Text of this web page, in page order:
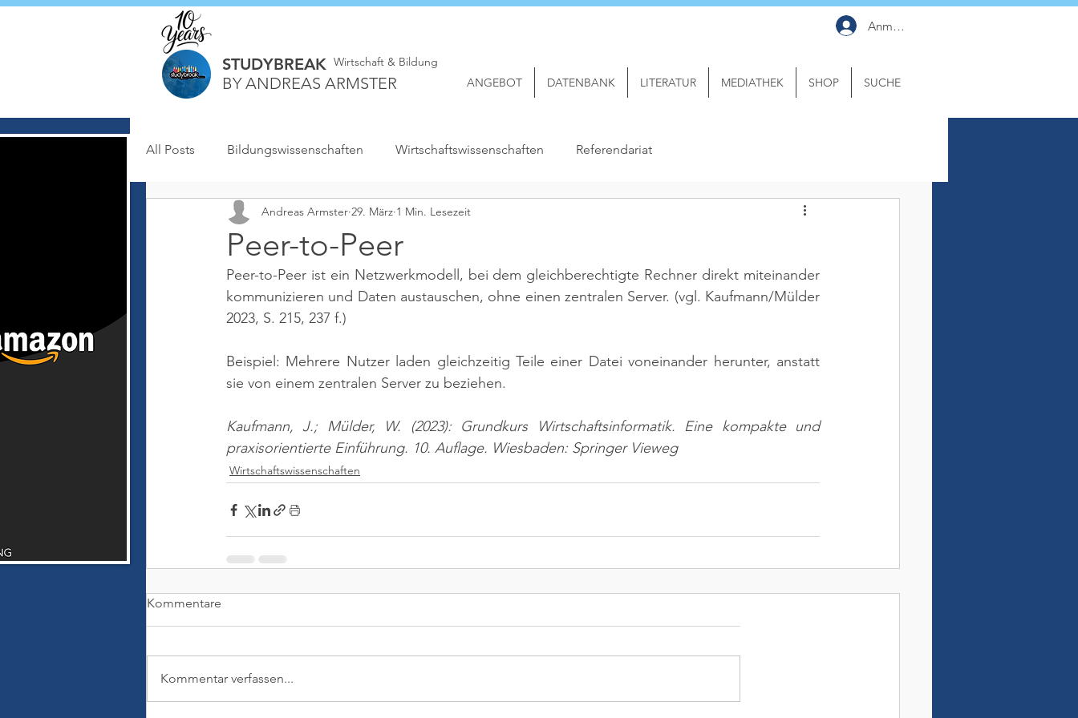
STUDYBREAK
BY ANDREAS ARMSTER
Wirtschaft & Bildung
Anmelden
ANGEBOT DATENBANK LITERATUR MEDIATHEK SHOP SUCHE
All Posts Bildungswissenschaften Wirtschaftswissenschaften Referendariat
Peer-to-Peer
Andreas Armster 29. März 1 Min. Lesezeit
Peer-to-Peer ist ein Netzwerkmodell, bei dem gleichberechtigte Rechner direkt miteinander
kommunizieren und Daten austauschen, ohne einen zentralen Server. (vgl. Kaufmann/Mülder
2023, S. 215, 237 f.)
Beispiel: Mehrere Nutzer laden gleichzeitig Teile einer Datei voneinander herunter, anstatt
sie von einem zentralen Server zu beziehen.
Kaufmann, J.; Mülder, W. (2023): Grundkurs Wirtschaftsinformatik. Eine kompakte und
praxisorientierte Einführung. 10. Auflage. Wiesbaden: Springer Vieweg
Wirtschaftswissenschaften
Kommentare
Kommentar verfassen...